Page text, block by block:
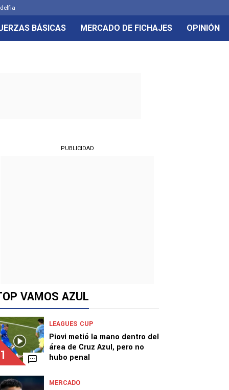
BÁSICAS MERCADO DE FICHAJES OPINIÓN
PUBLICIDAD
VAMOS AZUL
1
LEAGUES CUP
Piovi metió la mano dentro del
área de Cruz Azul, pero no
hubo penal
MERCADO